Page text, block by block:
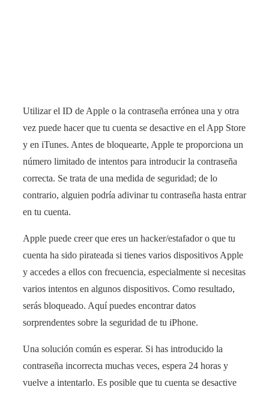
Utilizar el ID de Apple o la contraseña errónea una y otra
vez puede hacer que tu cuenta se desactive en el App Store
y en iTunes. Antes de bloquearte, Apple te proporciona un
número limitado de intentos para introducir la contraseña
correcta. Se trata de una medida de seguridad; de lo
contrario, alguien podría adivinar tu contraseña hasta entrar
en tu cuenta.
Apple puede creer que eres un hacker/estafador o que tu
cuenta ha sido pirateada si tienes varios dispositivos Apple
y accedes a ellos con frecuencia, especialmente si necesitas
varios intentos en algunos dispositivos. Como resultado,
serás bloqueado. Aquí puedes encontrar datos
sorprendentes sobre la seguridad de tu iPhone.
Una solución común es esperar. Si has introducido la
contraseña incorrecta muchas veces, espera 24 horas y
vuelve a intentarlo. Es posible que tu cuenta se desactive